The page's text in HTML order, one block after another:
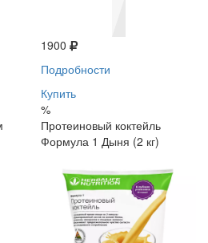
1900
Подробности
Купить
%
Протеиновый коктейль
Формула 1 Дыня (2 кг)